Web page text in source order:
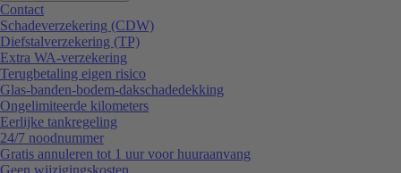
Contact
Schadeverzekering (CDW)
Diefstalverzekering (TP)
Extra WA-verzekering
Terugbetaling eigen risico
Glas-banden-bodem-dakschadedekking
Ongelimiteerde kilometers
Eerlijke tankregeling
24/7 noodnummer
Gratis annuleren tot 1 uur voor huuraanvang
Geen wijzigingskosten